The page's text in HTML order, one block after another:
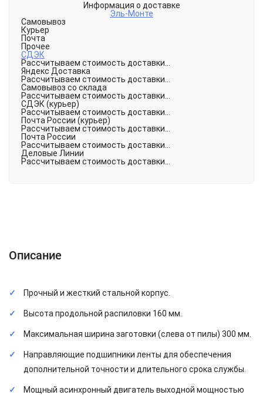
Информация о доставке
Эль-Монте
Самовывоз
Курьер
Почта
Прочее
СДЭК
Рассчитываем стоимость доставки...
Яндекс Доставка
Рассчитываем стоимость доставки...
Самовывоз со склада
Рассчитываем стоимость доставки...
СДЭК (курьер)
Рассчитываем стоимость доставки...
Почта России (курьер)
Рассчитываем стоимость доставки...
Почта России
Рассчитываем стоимость доставки...
Деловые Линии
Рассчитываем стоимость доставки...
Описание
Прочный и жесткий стальной корпус.
Высота продольной распиловки 160 мм.
Максимальная ширина заготовки (слева от пилы) 300 мм.
Направляющие подшипники ленты для обеспечения
дополнительной точности и длительного срока службы.
Мощный асинхронный двигатель выходной мощностью